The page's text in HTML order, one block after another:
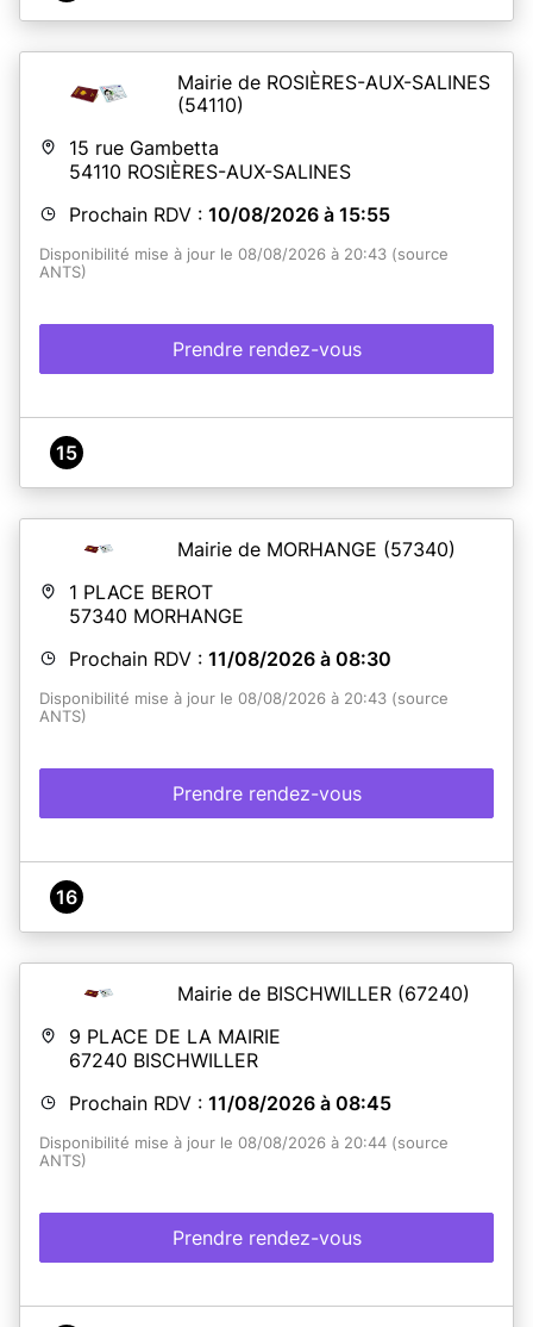
Mairie de ROSIÈRES-AUX-SALINES
(54110)
15 rue Gambetta
54110 ROSIÈRES-AUX-SALINES
Prochain RDV : 10/08/2026 à 15:55
Disponibilité mise à jour le 08/08/2026 à 20:43 (source
ANTS)
Prendre rendez-vous
15
Mairie de MORHANGE (57340)
1 PLACE BEROT
57340 MORHANGE
Prochain RDV : 11/08/2026 à 08:30
Disponibilité mise à jour le 08/08/2026 à 20:43 (source
ANTS)
Prendre rendez-vous
16
Mairie de BISCHWILLER (67240)
9 PLACE DE LA MAIRIE
67240 BISCHWILLER
Prochain RDV : 11/08/2026 à 08:45
Disponibilité mise à jour le 08/08/2026 à 20:44 (source
ANTS)
Prendre rendez-vous